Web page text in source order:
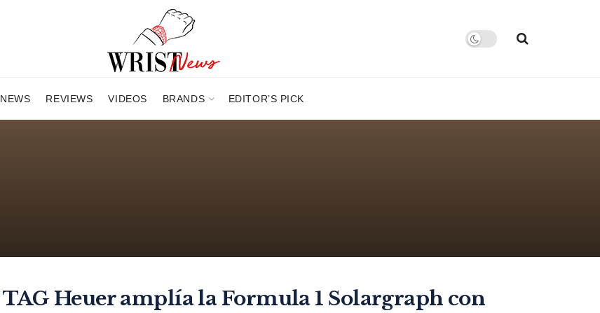
NEWS REVIEWS VIDEOS BRANDS EDITOR’S PICK
TAG Heuer amplía la Formula 1 Solargraph con